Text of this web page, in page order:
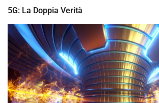
5G: La Doppia Verità